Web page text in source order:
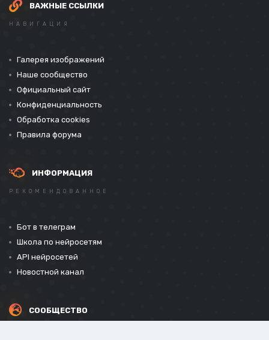
ВАЖНЫЕ ССЫЛКИ
НАВИГАЦИЯ
Галерея изображений
Наше сообщество
Официальный сайт
Конфиденциальность
Обработка cookies
Правила форума
ИНФОРМАЦИЯ
РЕКОМЕНДОВАННОЕ
Бот в телеграм
Школа по нейросетям
API нейросетей
Новостной канал
СООБЩЕСТВО